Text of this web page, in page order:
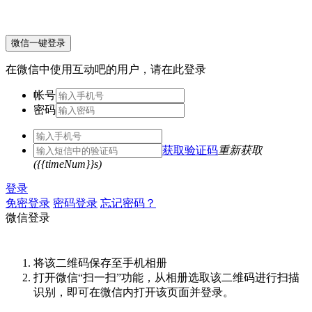
微信一键登录
在微信中使用互动吧的用户，请在此登录
帐号
密码
获取验证码重新获取
({{timeNum}}s)
登录
免密登录 密码登录 忘记密码？
微信登录
将该二维码保存至手机相册
打开微信“扫一扫”功能，从相册选取该二维码进行扫描
识别，即可在微信内打开该页面并登录。